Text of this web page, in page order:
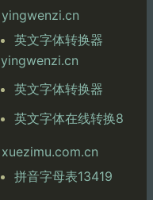
yingwenzi.cn
英文字体转换器
yingwenzi.cn
英文字体转换器
英文字体在线转换8
xuezimu.com.cn
拼音字母表13419